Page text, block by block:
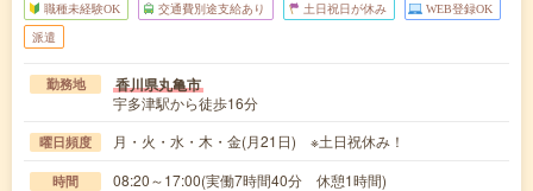
職種未経験OK 交通費別途支給あり 土日祝日が休み WEB登録OK
派遣
勤務地 香川県丸亀市
宇多津駅から徒歩16分
曜日頻度 月・火・水・木・金(月21日) ※土日祝休み！
時間 08:20～17:00(実働7時間40分 休憩1時間)